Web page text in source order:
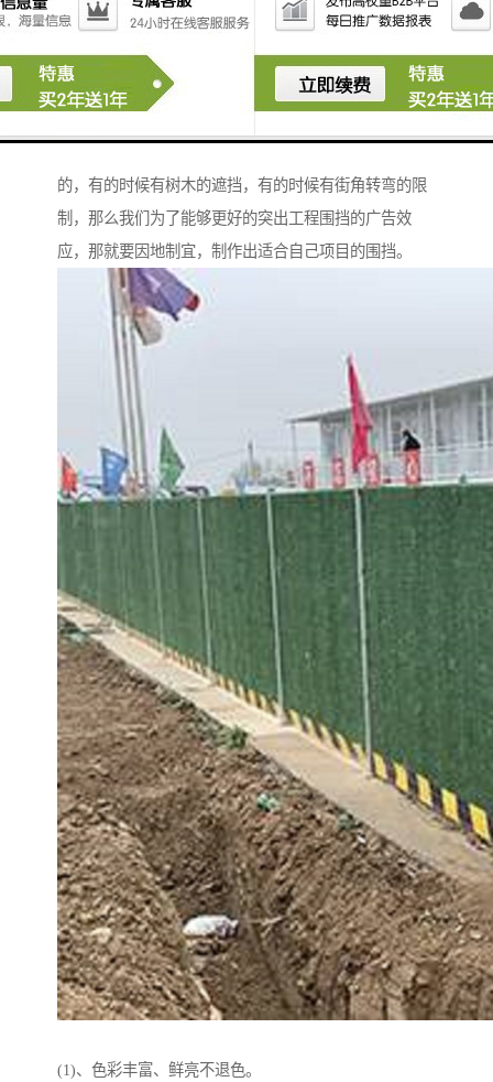
的，有的时候有树木的遮挡，有的时候有街角转弯的限
制，那么我们为了能够更好的突出工程围挡的广告效
应，那就要因地制宜，制作出适合自己项目的围挡。
(1)、色彩丰富、鲜亮不退色。